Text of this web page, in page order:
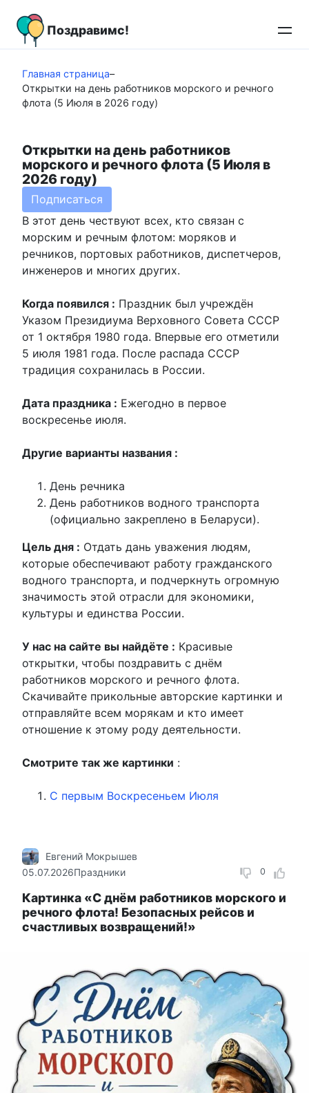
контенту
Поздравимс!
Главная страница–
Открытки на день работников морского и речного
флота (5 Июля в 2026 году)
Открытки на день работников
морского и речного флота (5 Июля в
2026 году)
Подписаться
В этот день чествуют всех, кто связан с
морским и речным флотом: моряков и
речников, портовых работников, диспетчеров,
инженеров и многих других.
Когда появился : Праздник был учреждён
Указом Президиума Верховного Совета СССР
от 1 октября 1980 года. Впервые его отметили
5 июля 1981 года. После распада СССР
традиция сохранилась в России.
Дата праздника : Ежегодно в первое
воскресенье июля.
Другие варианты названия :
День речника
День работников водного транспорта
(официально закреплено в Беларуси).
Цель дня : Отдать дань уважения людям,
которые обеспечивают работу гражданского
водного транспорта, и подчеркнуть огромную
значимость этой отрасли для экономики,
культуры и единства России.
У нас на сайте вы найдёте : Красивые
открытки, чтобы поздравить с днём
работников морского и речного флота.
Скачивайте прикольные авторские картинки и
отправляйте всем морякам и кто имеет
отношение к этому роду деятельности.
Смотрите так же картинки :
С первым Воскресеньем Июля
0
Евгений Мокрышев
05.07.2026Праздники
Картинка «С днём работников морского и
речного флота! Безопасных рейсов и
счастливых возвращений!»